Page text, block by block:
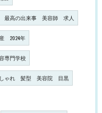
最高の出来事 美容師 求人
2024年
専門学校
ゃれ 髪型 美容院 目黒